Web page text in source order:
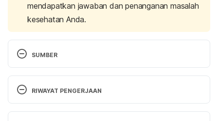
mendapatkan jawaban dan penanganan masalah
kesehatan Anda.
SUMBER
of
RIWAYAT PENGERJAAN